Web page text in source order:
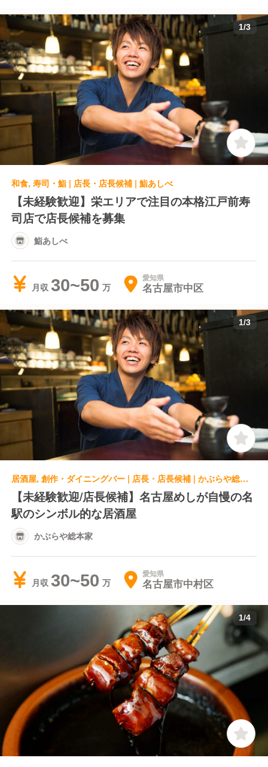
1/3
和食, 寿司・鮨 | 店長・店長候補 | 鮨あしべ
【未経験歓迎】栄エリアで注目の本格江戸前寿
司店で店長候補を募集
鮨あしべ
月収 30~50 愛知県
名古屋市中区
1/3
居酒屋, 創作・ダイニングバー | 店長・店長候補 | かぶらや総本家
【未経験歓迎/店長候補】名古屋めしが自慢の名
駅のシンボル的な居酒屋
かぶらや総本家
月収 30~50 愛知県
名古屋市中村区
1/4